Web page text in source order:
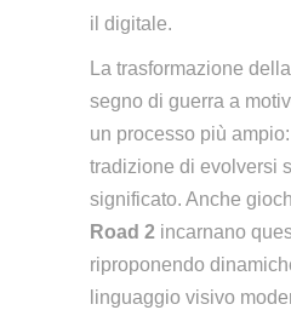
il digitale.
La trasformazione
segno di guerra a
un processo più
tradizione di evolversi
significato. Anche
Road 2 incarnano
riproponendo
linguaggio visivo